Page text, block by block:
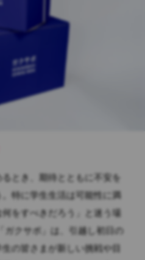
とき、期待とともに不安を
特に学生生活は可能性に満
をすべきだろう」と迷う場
ガクサポ」は、引越し初日の
の皆さまが新しい挑戦や目